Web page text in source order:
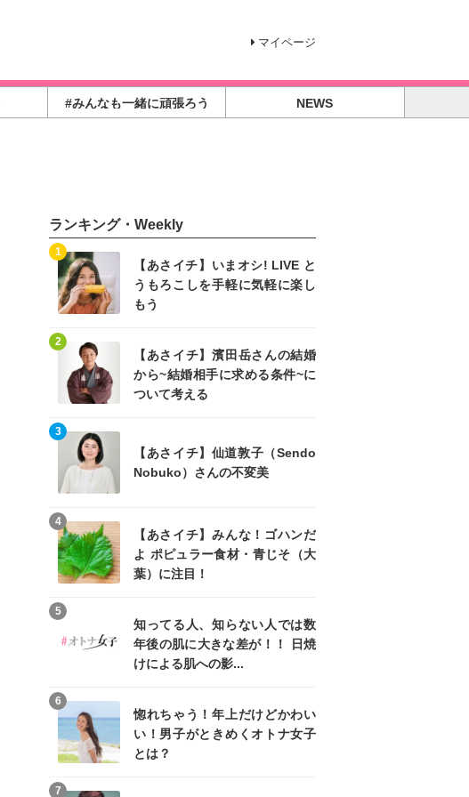
マイページ
#みんなも一緒に頑張ろう NEWS
ランキング・Weekly
【あさイチ】いまオシ! LIVE と
うもろこしを手軽に気軽に楽し
もう
1
【あさイチ】濱田岳さんの結婚
から~結婚相手に求める条件~に
ついて考える
2
【あさイチ】仙道敦子（Sendo
Nobuko）さんの不変美
3
【あさイチ】みんな！ゴハンだ
よ ポピュラー食材・青じそ（大
葉）に注目！
4
知ってる人、知らない人では数
年後の肌に大きな差が！！ 日焼
けによる肌への影...
5
惚れちゃう！年上だけどかわい
い！男子がときめくオトナ女子
とは？
6
7